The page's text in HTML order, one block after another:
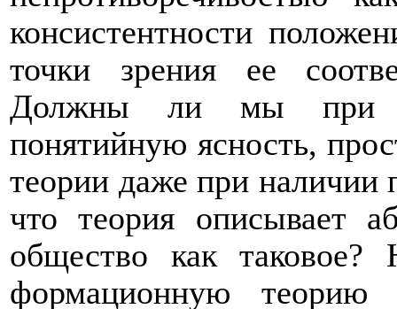
консистентности
точки зрения ее
Должны ли мы при
понятийную ясность,
теории даже при наличии
что теория описывает
общество как таковое?
формационную теорию